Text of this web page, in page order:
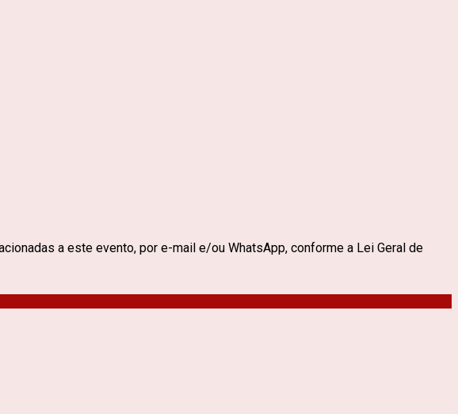
a este evento, por e-mail e/ou WhatsApp, conforme a Lei Geral de